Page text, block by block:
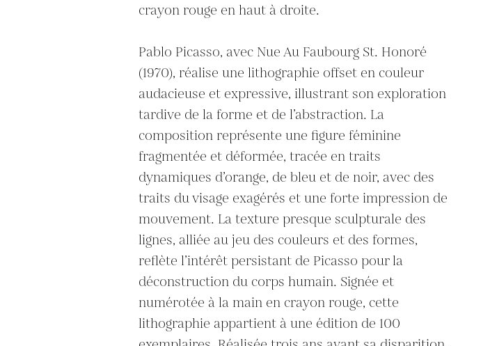
crayon rouge en haut à droite.
Pablo Picasso, avec Nue Au Faubourg St. Honoré
(1970), réalise une lithographie offset en couleur
audacieuse et expressive, illustrant son exploration
tardive de la forme et de l’abstraction. La
composition représente une figure féminine
fragmentée et déformée, tracée en traits
dynamiques d’orange, de bleu et de noir, avec des
traits du visage exagérés et une forte impression de
mouvement. La texture presque sculpturale des
lignes, alliée au jeu des couleurs et des formes,
reflète l’intérêt persistant de Picasso pour la
déconstruction du corps humain. Signée et
numérotée à la main en crayon rouge, cette
lithographie appartient à une édition de 100